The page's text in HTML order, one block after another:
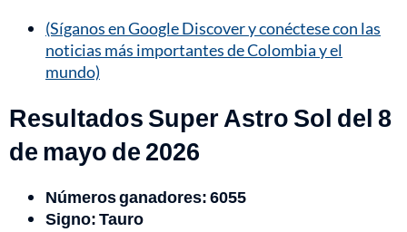
(Síganos en Google Discover y conéctese con las
noticias más importantes de Colombia y el
mundo)
Resultados Super Astro Sol del 8
de mayo de 2026
Números ganadores: 6055
Signo: Tauro